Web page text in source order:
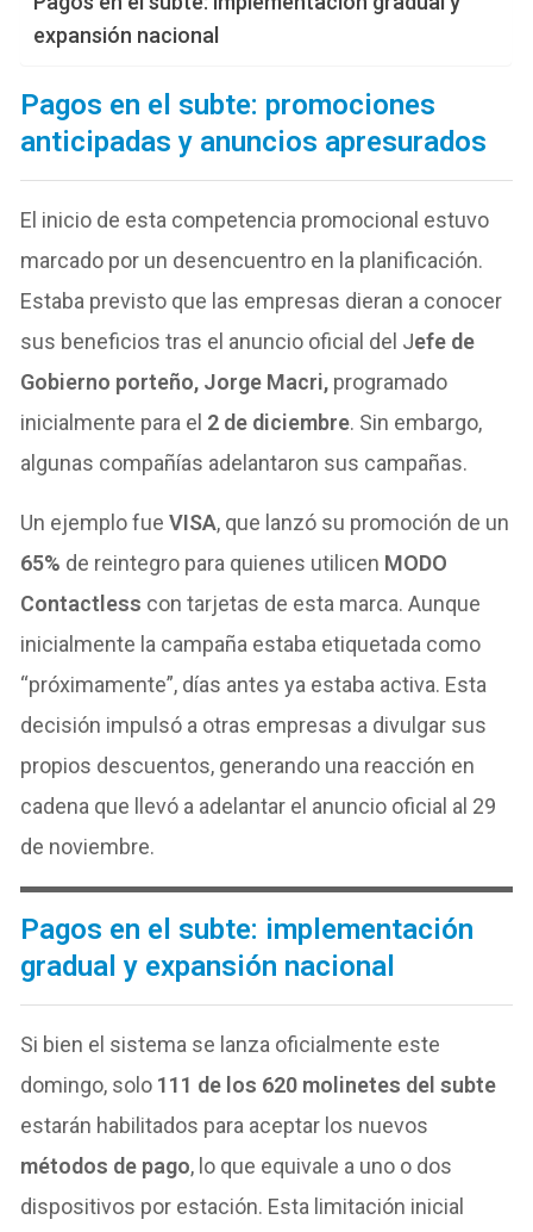
expansión nacional
Pagos en el subte: promociones
anticipadas y anuncios apresurados
El inicio de esta competencia promocional estuvo
marcado por un desencuentro en la planificación.
Estaba previsto que las empresas dieran a conocer
sus beneficios tras el anuncio oficial del Jefe de
Gobierno porteño, Jorge Macri, programado
inicialmente para el 2 de diciembre. Sin embargo,
algunas compañías adelantaron sus campañas.
Un ejemplo fueVISA, que lanzó su promoción de un
65% de reintegro para quienes utilicen MODO
Contactless con tarjetas de esta marca. Aunque
inicialmente la campaña estaba etiquetada como
“próximamente”, días antes ya estaba activa. Esta
decisión impulsó a otras empresas a divulgar sus
propios descuentos, generando una reacción en
cadena que llevó a adelantar el anuncio oficial al 29
de noviembre.
Pagos en el subte: implementación
gradual y expansión nacional
Si bien el sistema se lanza oficialmente este
domingo, solo 111 de los 620 molinetes del subte
estarán habilitados para aceptar los nuevos
métodos de pago, lo que equivale a uno o dos
dispositivos por estación. Esta limitación inicial